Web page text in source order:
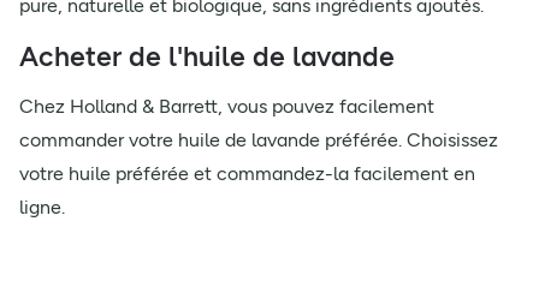
pure, naturelle et biologique, sans ingrédients ajoutés.
Acheter de l'huile de lavande
Chez Holland & Barrett, vous pouvez facilement
commander votre huile de lavande préférée. Choisissez
votre huile préférée et commandez-la facilement en
ligne.